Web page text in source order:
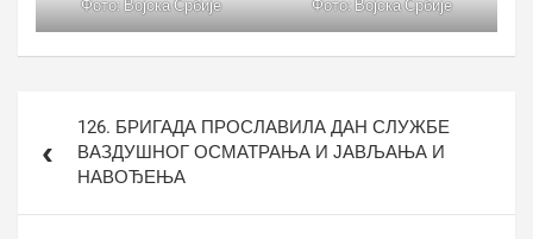
Фото: Војска Србије Фото: Војска Србије
чланка126. БРИГАДА ПРОСЛАВИЛА ДАН СЛУЖБЕ
ВАЗДУШНОГ ОСМАТРАЊА И ЈАВЉАЊА И
НАВОЂЕЊА